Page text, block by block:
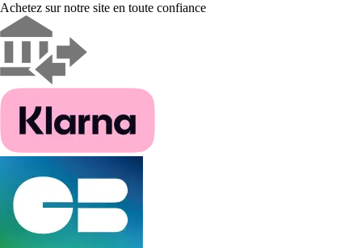
Achetez sur notre site en toute confiance